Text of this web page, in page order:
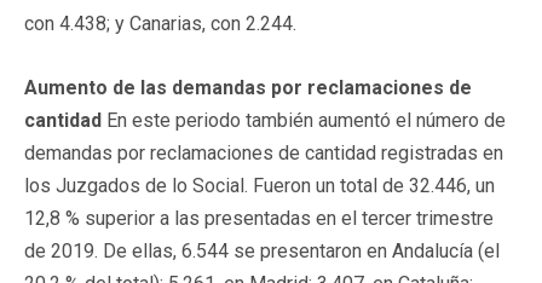
con 4.438; y Canarias, con 2.244.
Aumento de las demandas por reclamaciones de
cantidad En este periodo también aumentó el número de
demandas por reclamaciones de cantidad registradas en
los Juzgados de lo Social. Fueron un total de 32.446, un
12,8 % superior a las presentadas en el tercer trimestre
de 2019. De ellas, 6.544 se presentaron en Andalucía (el